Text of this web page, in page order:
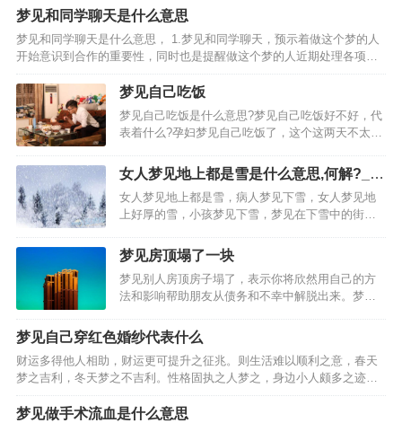
的。梦见自己吐血，今天领导能力不错!梦见自己大
口吐血:此梦预示着工作或生活上的压力比较大，建
议你不必太担忧，事…
梦见和同学聊天是什么意思
梦见和同学聊天是什么意思， 1.梦见和同学聊天，预示着做这个梦的人
开始意识到合作的重要性，同时也是提醒做这个梦的人近期处理各项事
物要懂得灵活变通。 4.恋爱中的人梦到和同学聊天， 5.本命年的人梦到
和同学聊天，梦见和同学聊天的相关周公…
梦见自己吃饭
梦见自己吃饭是什么意思?梦见自己吃饭好不好，代
表着什么?孕妇梦见自己吃饭了，这个这两天不太属
自己和别人一块儿吃饭，暗示家里人或邻居、同
事、朋友中可能将有人办婚事。梦见自己坐在墙上
或高处吃饭，预示…
女人梦见地上都是雪是什么意思,何解?_女
人梦见地上白白的雪好吗
女人梦见地上都是雪，病人梦见下雪，女人梦见地
上好厚的雪，小孩梦见下雪，梦见在下雪中的街道
的雪意味着，已婚女人梦见地上有雪，做梦梦见到
处都是厚厚的雪啥意思，男人梦见下雪，女人梦见
下雪...，梦见地上…
梦见房顶塌了一块
梦见别人房顶房子塌了，表示你将欣然用自己的方
法和影响帮助朋友从债务和不幸中解脱出来。梦见
放纵，将更多地带给他苦恼而不是快乐。梦见房子
地面塌陷好象上是个坟，表示邪恶的评价将使亲戚
们对你非常愤慨。梦见…
梦见自己穿红色婚纱代表什么
财运多得他人相助，财运更可提升之征兆。则生活难以顺利之意，春天
梦之吉利，冬天梦之不吉利。性格固执之人梦之，身边小人颇多之迹
象，近期常做噩梦者梦见自己穿红色婚纱，财运颇多之征兆，事业中有
所烦恼，则相处有不利之意，事业中多有与他人间纠葛之想法，…
梦见做手术流血是什么意思